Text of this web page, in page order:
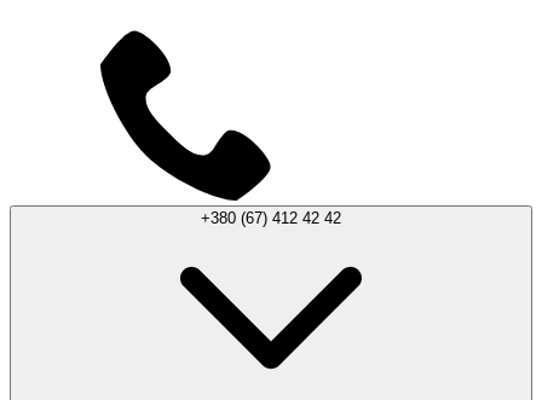
+380 (67) 412 42 42